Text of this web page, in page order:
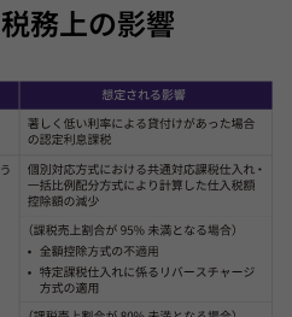
務上の影響